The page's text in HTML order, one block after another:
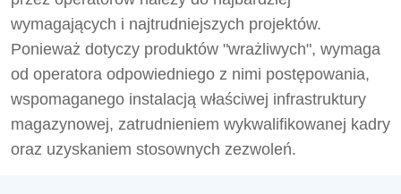
wymagających i najtrudniejszych projektów.
Ponieważ dotyczy produktów "wrażliwych", wymaga
od operatora odpowiedniego z nimi postępowania,
wspomaganego instalacją właściwej infrastruktury
magazynowej, zatrudnieniem wykwalifikowanej kadry
oraz uzyskaniem stosownych zezwoleń.